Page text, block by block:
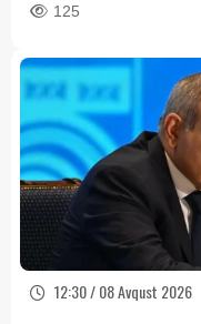
125
12:30 / 08 Avqust 2026